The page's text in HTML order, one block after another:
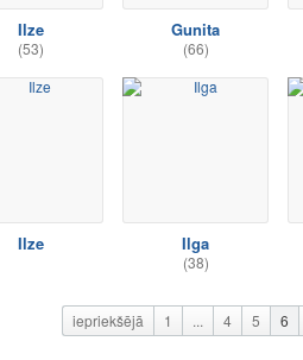
Ilze
(53)
Gunita
(66)
Ilze Ilga
(38)
iepriekšējā 1 ... 4 5 6